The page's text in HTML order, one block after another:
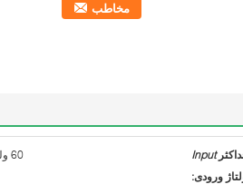
مخاطب
Input
ورودی:
60 ولت